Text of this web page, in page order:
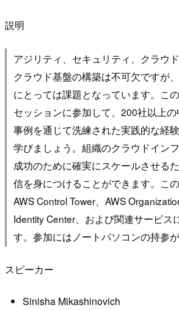
説明
アジリティ、セキュリティ、クラウ
クラウド基盤の構築は不可欠ですが
にとっては課題となっています。こ
セッションに参加して、200社以上
事例を通じて洗練された実践的な経
学びましょう。組織のクラウドイン
成功のために確実にスケールさせる
信を身につけることができます。この
AWS Control Tower、AWS
Identity Center、および関連サービス
す。参加にはノートパソコンの持参が
スピーカー
Sinisha Mikashinovich